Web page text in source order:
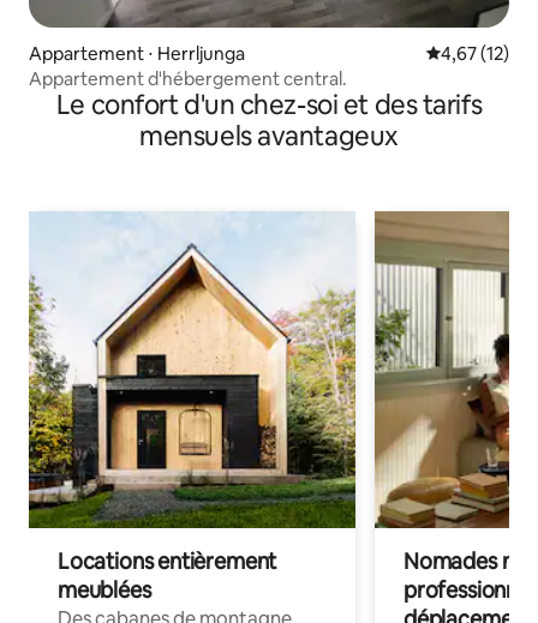
Appartement ⋅ Herrljunga Évaluation
4,67 (12)
Appartement d'hébergement central.
Le confort d'un chez-soi et des tarifs
mensuels avantageux
Locations entièrement
meublées
Nomades